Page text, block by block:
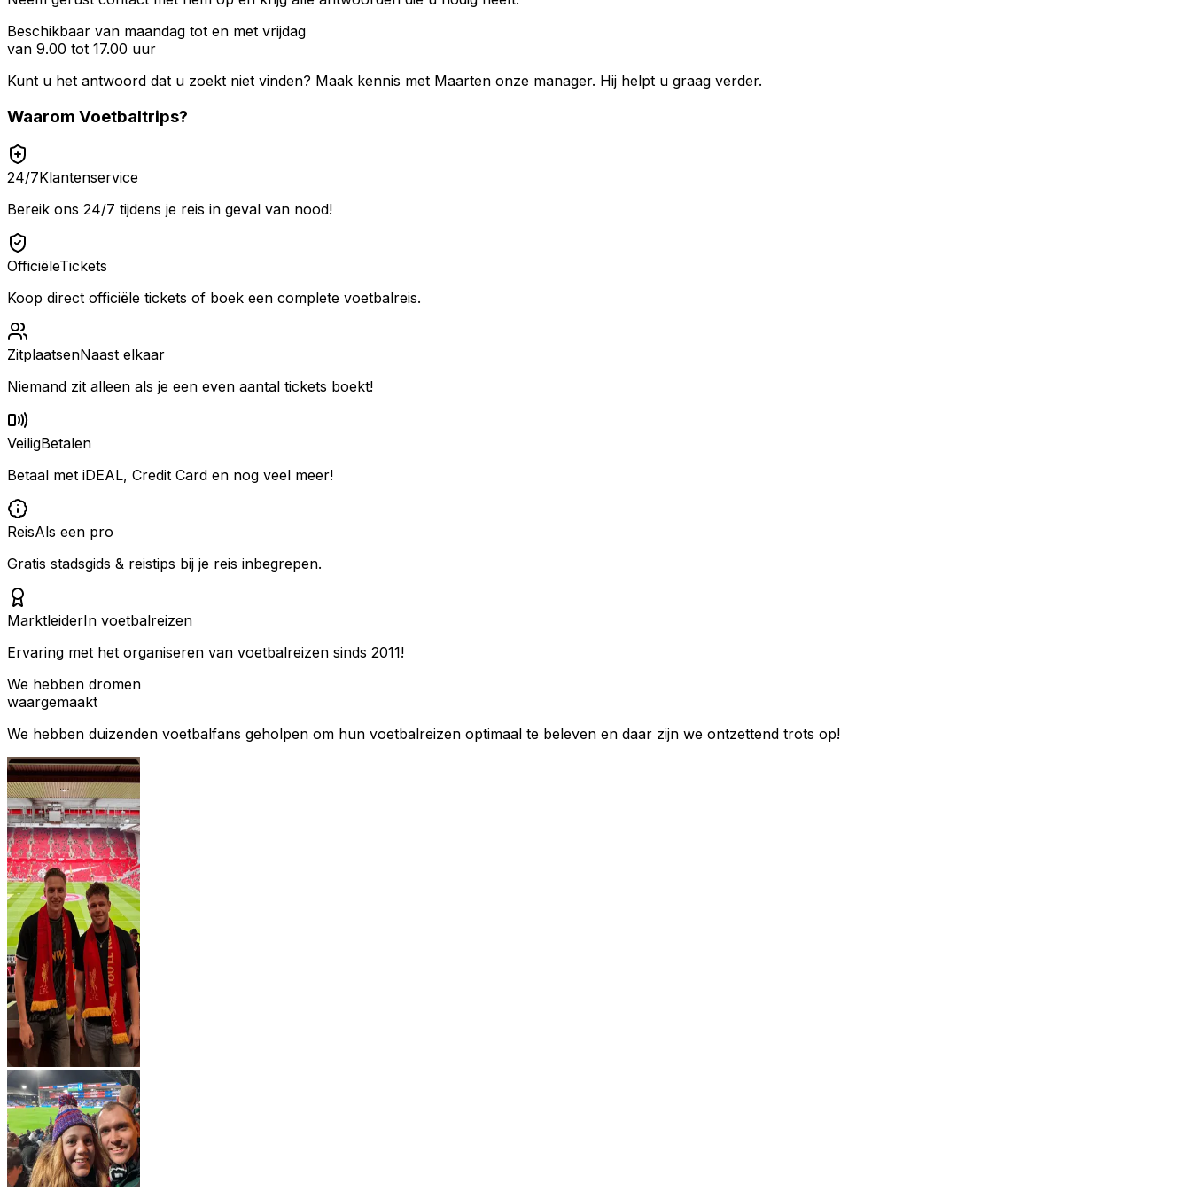
Beschikbaar van maandag tot en met vrijdag
van 9.00 tot 17.00 uur
Kunt u het antwoord dat u zoekt niet vinden? Maak kennis met Maarten onze manager. Hij helpt u graag verder.
Waarom Voetbaltrips?
24/7Klantenservice
Bereik ons 24/7 tijdens je reis in geval van nood!
OfficiëleTickets
Koop direct officiële tickets of boek een complete voetbalreis.
ZitplaatsenNaast elkaar
Niemand zit alleen als je een even aantal tickets boekt!
VeiligBetalen
Betaal met iDEAL, Credit Card en nog veel meer!
ReisAls een pro
Gratis stadsgids & reistips bij je reis inbegrepen.
MarktleiderIn voetbalreizen
Ervaring met het organiseren van voetbalreizen sinds 2011!
We hebben dromen
waargemaakt
We hebben duizenden voetbalfans geholpen om hun voetbalreizen optimaal te beleven en daar zijn we ontzettend trots op!